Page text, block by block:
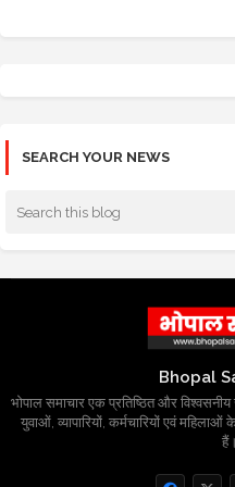
SEARCH YOUR NEWS
Bhopal
भोपाल समाचार एक प्रतिष्ठित और विश्वसनीय
युवाओं, व्यापारियों, कर्मचारियों एवं
हैं।